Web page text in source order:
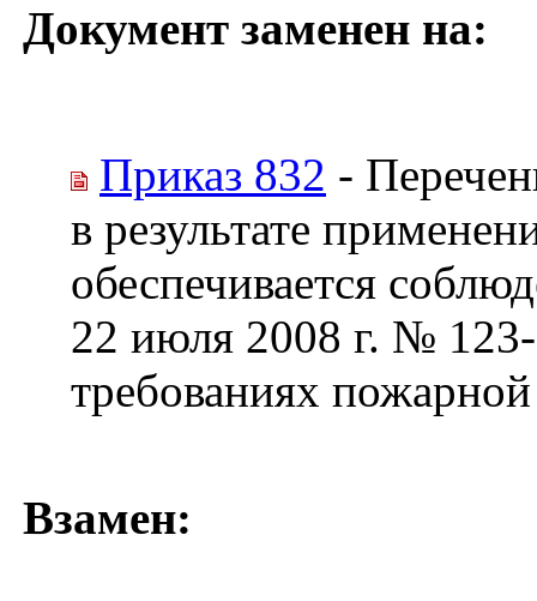
Документ заменен на:
Приказ 832 -
в результате
обеспечивается
22 июля 2008 г. №
требованиях
Взамен: